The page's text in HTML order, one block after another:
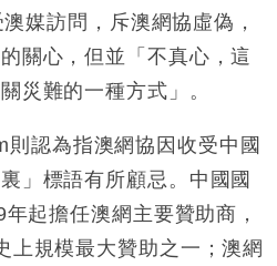
媒訪問，斥澳網協虛偽，
關心，但並「不真心，這
災難的一種方式」。
認為指澳網協因收受中國
」標語有所顧忌。中國國
起擔任澳網主要贊助商，
上規模最大贊助之一；澳網